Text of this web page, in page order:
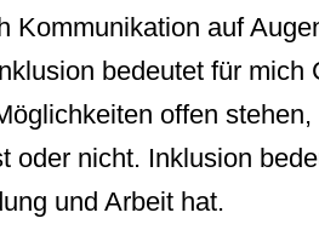
Kommunikation auf
bedeutet für mich
offen
oder nicht. Inklusion
und Arbeit hat.